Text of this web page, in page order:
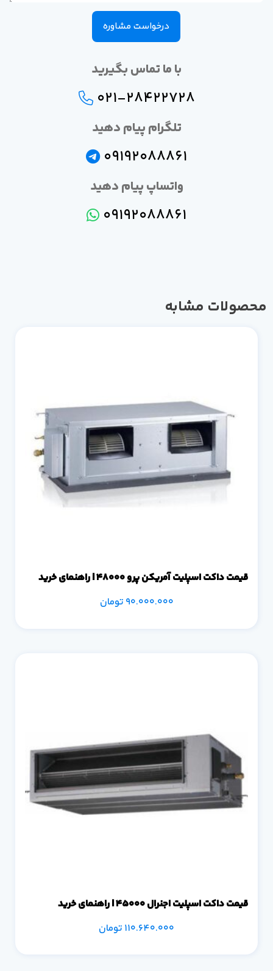
درخواست مشاوره
با ما تماس بگیرید
021-28422728
تلگرام پیام دهید
09192088861
واتساپ پیام دهید
09192088861
محصولات مشابه
قیمت داکت اسپلیت آمریکن پرو 48000 | راهنمای خرید
90.000.000 تومان
قیمت داکت اسپلیت اجنرال 45000 | راهنمای خرید
110.640.000 تومان